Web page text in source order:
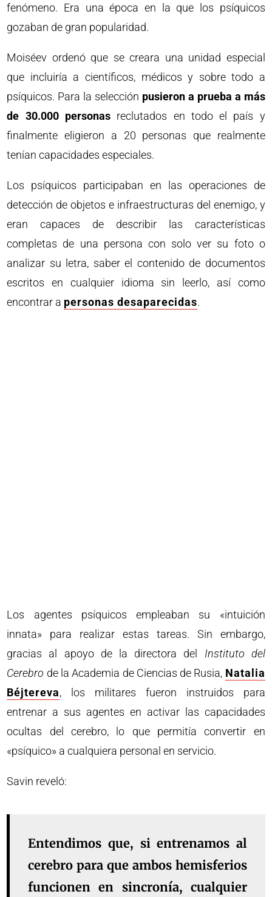
fenómeno. Era una época en la que los psíquicos
gozaban de gran popularidad.
Moiséev ordenó que se creara una unidad especial
que incluiría a científicos, médicos y sobre todo a
psíquicos. Para la selección pusieron a prueba a más
de 30.000 personasreclutados en todo el país y
finalmente eligieron a 20 personas que realmente
tenían capacidades especiales.
Los psíquicos participaban en las operaciones de
detección de objetos e infraestructuras del enemigo, y
eran capaces de describir las características
completas de una persona con solo ver su foto o
analizar su letra, saber el contenido de documentos
escritos en cualquier idioma sin leerlo, así como
encontrar a personas desaparecidas.
Los agentes psíquicos empleaban su «intuición
innata» para realizar estas tareas. Sin embargo,
gracias al apoyo de la directora del Instituto del
Cerebro de la Academia de Ciencias de Rusia, Natalia
Béjtereva, los militares fueron instruidos para
entrenar a sus agentes en activar las capacidades
ocultas del cerebro, lo que permitía convertir en
«psíquico» a cualquiera personal en servicio.
Savin reveló:
Entendimos que, si entrenamos al
cerebro para que ambos hemisferios
funcionen en sincronía, cualquier